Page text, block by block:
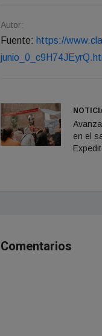
Autor:
Fuente: https://
en el
Comentarios